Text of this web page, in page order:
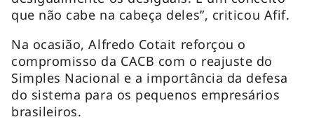
que não cabe na cabeça deles”, criticou Afif.
Na ocasião, Alfredo Cotait reforçou o
compromisso da CACB com o reajuste do
Simples Nacional e a importância da defesa
do sistema para os pequenos empresários
brasileiros.